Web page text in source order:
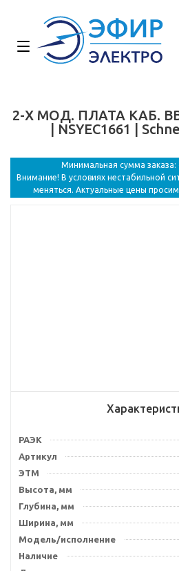
2-Х МОД. ПЛАТА КАБ.
| NSYEC1661 |
Минимальная сумма заказа:
Внимание! В условиях нестабильной
меняться. Актуальные цены
РАЭК
Артикул
ЭТМ
Высота, мм
Глубина, мм
Ширина, мм
Модель/исполнение
Наличие